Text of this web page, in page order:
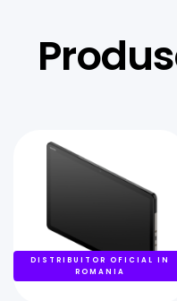
DISTRIBUITOR OFICIAL IN
ROMANIA